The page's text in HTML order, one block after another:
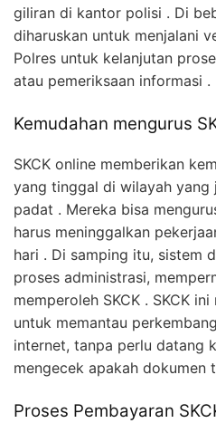
giliran di kantor polisi . Di
diharuskan untuk menjalani
Polres untuk kelanjutan
atau pemeriksaan informasi .
Kemudahan mengurus
SKCK online memberikan
yang tinggal di wilayah yang
padat . Mereka bisa
harus meninggalkan
hari . Di samping itu, sistem
proses administrasi,
memperoleh SKCK . SKCK
untuk memantau
internet, tanpa perlu datang
mengecek apakah dokumen
Proses Pembayaran